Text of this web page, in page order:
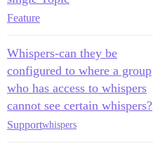
Feature
Whispers-can they be
configured to where a group
who has access to whispers
cannot see certain whispers?
Supportwhispers